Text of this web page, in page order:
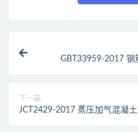
GBT33959-2017 钢
下一篇
JCT2429-2017 蒸压加气混凝